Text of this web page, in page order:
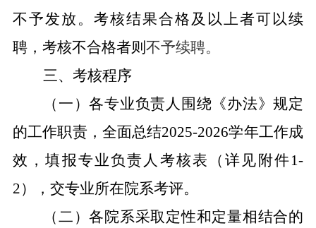
不予发放。考核结果合格及以上者可以续
聘，考核不合格者则 不予续聘。
三、考核程序
（一）各专业负责人围绕《办法》规定
的工作职责，全面总结2025-2026学年工作成
效，填报专业负责人考核表（详见附件1-
2），交专业所在院系考评。
（二）各院系采取定性和定量相结合的